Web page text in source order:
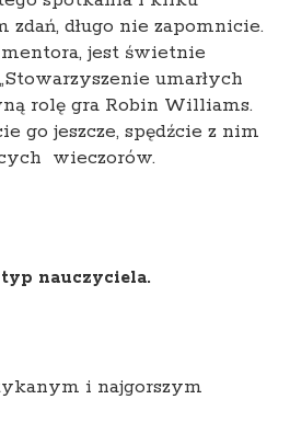
długo nie zapomnicie.
jest świetnie
umarłych
rolę gra Robin Williams.
go jeszcze, spędźcie z nim
wieczorów.
nauczyciela.
i najgorszym